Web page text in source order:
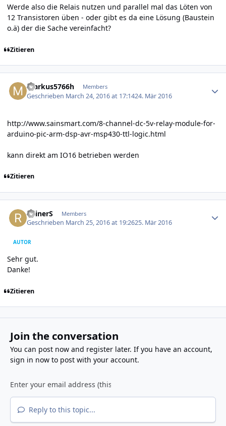
Werde also die Relais nutzen und parallel mal das Löten von
12 Transistoren üben - oder gibt es da eine Lösung (Baustein
o.ä) der die Sache vereinfacht?
Zitieren
markus5766h Members
Geschrieben March 24, 2016 at 17:1424. Mär 2016
http://www.sainsmart.com/8-channel-dc-5v-relay-module-for-
arduino-pic-arm-dsp-avr-msp430-ttl-logic.html
kann direkt am IO16 betrieben werden
Zitieren
RainerS Members
Geschrieben March 25, 2016 at 19:2625. Mär 2016
AUTOR
Sehr gut.
Danke!
Zitieren
Join the conversation
You can post now and register later. If you have an account,
sign in nowto post with your account.
Reply to this topic...